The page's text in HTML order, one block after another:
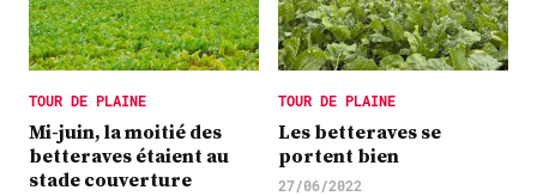
TOUR DE PLAINE
Mi-juin, la moitié des
betteraves étaient au
stade couverture
TOUR DE PLAINE
Les betteraves se
portent bien
27/06/2022